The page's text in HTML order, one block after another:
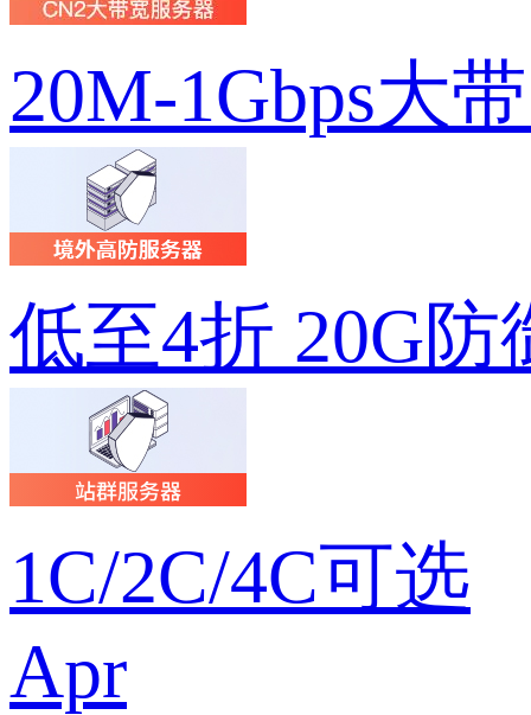
20M-1Gbps大
低至4折 20G防
1C/2C/4C可选
Apr